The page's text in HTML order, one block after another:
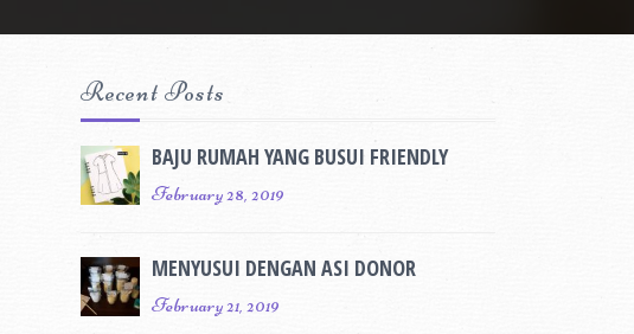
Recent Posts
BAJU RUMAH YANG BUSUI FRIENDLY
February 28, 2019
MENYUSUI DENGAN ASI DONOR
February 21, 2019